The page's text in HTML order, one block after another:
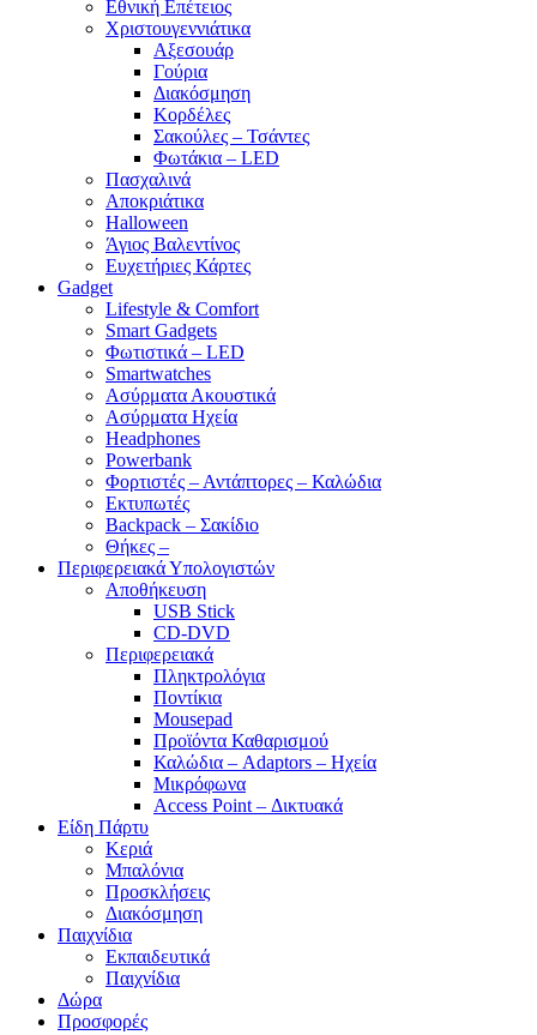
Εθνική Επέτειος
Χριστουγεννιάτικα
Αξεσουάρ
Γούρια
Διακόσμηση
Κορδέλες
Σακούλες – Τσάντες
Φωτάκια – LED
Πασχαλινά
Αποκριάτικα
Halloween
Άγιος Βαλεντίνος
Ευχετήριες Κάρτες
Gadget
Lifestyle & Comfort
Smart Gadgets
Φωτιστικά – LED
Smartwatches
Ασύρματα Ακουστικά
Ασύρματα Ηχεία
Headphones
Powerbank
Φορτιστές – Αντάπτορες – Καλώδια
Εκτυπωτές
Backpack – Σακίδιο
Θήκες –
Περιφερειακά Υπολογιστών
Αποθήκευση
USB Stick
CD-DVD
Περιφερειακά
Πληκτρολόγια
Ποντίκια
Mousepad
Προϊόντα Καθαρισμού
Καλώδια – Adaptors – Ηχεία
Μικρόφωνα
Access Point – Δικτυακά
Είδη Πάρτυ
Κεριά
Μπαλόνια
Προσκλήσεις
Διακόσμηση
Παιχνίδια
Εκπαιδευτικά
Παιχνίδια
Δώρα
Προσφορές